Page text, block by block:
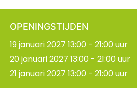
OPENINGSTIJDEN
19 januari 2027 13:00 - 21:00 uur
20 januari 2027 13:00 - 21:00 uur
21 januari 2027 13:00 - 21:00 uur